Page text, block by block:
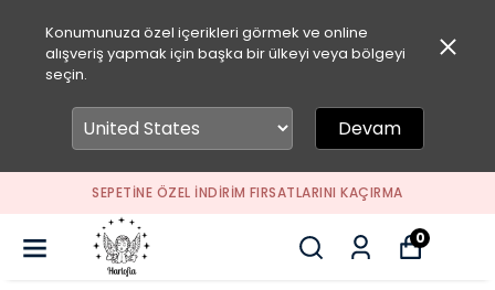
Konumunuza özel içerikleri görmek ve online
alışveriş yapmak için başka bir ülkeyi veya bölgeyi
seçin.
Devam
SEPETİNE ÖZEL İNDİRİM FIRSATLARINI KAÇIRMA
0